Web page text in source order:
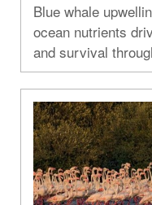
Blue whale
ocean nutrients
and survival
interactions. blue
blue whale feeding
ecosystem,
phytoplankton krill
patterns, marine
acoustic
balance..